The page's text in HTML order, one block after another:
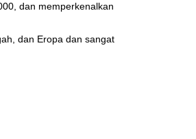
dan memperkenalkan